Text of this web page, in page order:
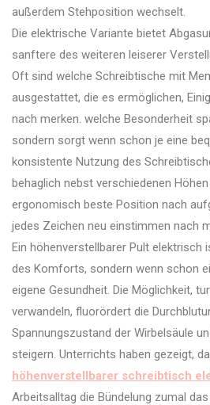
außerdem Stehposition wechselt.
Die elektrische Variante bietet
sanftere des weiteren leiserer
Oft sind welche Schreibtische mit
ausgestattet, die es ermöglichen,
nach merken. welche Besonderheit
sondern sorgt wenn schon je eine
konsistente Nutzung des
behaglich nebst verschiedenen
ergonomisch beste Position nach
jedes Zeichen neu einstimmen nach
Ein höhenverstellbarer Pult elektrisch
des Komforts, sondern wenn schon
eigene Gesundheit. Die Möglichkeit,
verwandeln, fluorördert die
Spannungszustand der Wirbelsäule
steigern. Unterrichts haben gezeigt,
höhenverstellbarer schreibtisch
Arbeitsalltag die Bündelung zumal